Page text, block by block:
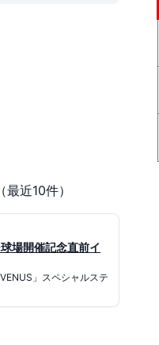
近10件）
場開催記念直前イ
」スペシャルステ